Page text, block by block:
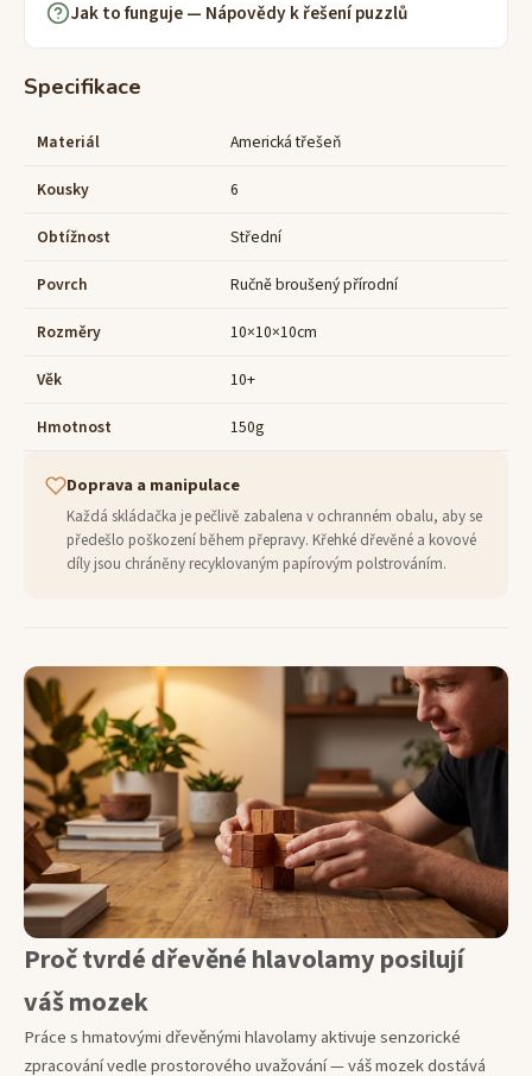
Jak to funguje — Nápovědy k řešení puzzlů
Specifikace
Materiál Americká třešeň
Kousky 6
Obtížnost Střední
Povrch Ručně broušený přírodní
Rozměry 10×10×10cm
Věk 10+
Hmotnost 150g
Doprava a manipulace
Každá skládačka je pečlivě zabalena v ochranném obalu, aby se
předešlo poškození během přepravy. Křehké dřevěné a kovové
díly jsou chráněny recyklovaným papírovým polstrováním.
Proč tvrdé dřevěné hlavolamy posilují
váš mozek
Práce s hmatovými dřevěnými hlavolamy aktivuje senzorické
zpracování vedle prostorového uvažování — váš mozek dostává